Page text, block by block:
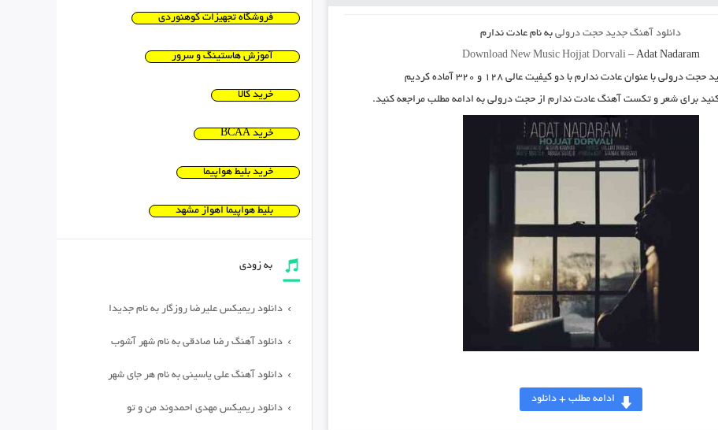
دانلود آهنگ جدید حجت درولیبه نام عادت ندارم
Download New Music Hojjat Dorvali– Adat Nadaram
حجت درولیبا عنوان عادت ندارمبا دو کیفیت عالی ۱۲۸ و ۳۲۰ آماده کردیم
کنید برای شعر و تکست آهنگ عادت ندارم از حجت درولی به ادامه مطلب مراجعه کنید.
ادامه مطلب + دانلود
فروشگاه تجهیزات کوهنوردی
آموزش هاستینگ و سرور
خرید کالا
خرید BCAA
خرید بلیط هواپیما
بلیط هواپیما اهواز مشهد
به زودی
دانلود ریمیکس علیرضا روزگار به نام جدیدا
دانلود آهنگ رضا صادقی به نام شهر آشوب
دانلود آهنگ علی یاسینی به نام هر جای شهر
دانلود ریمیکس مهدی احمدوند من و تو